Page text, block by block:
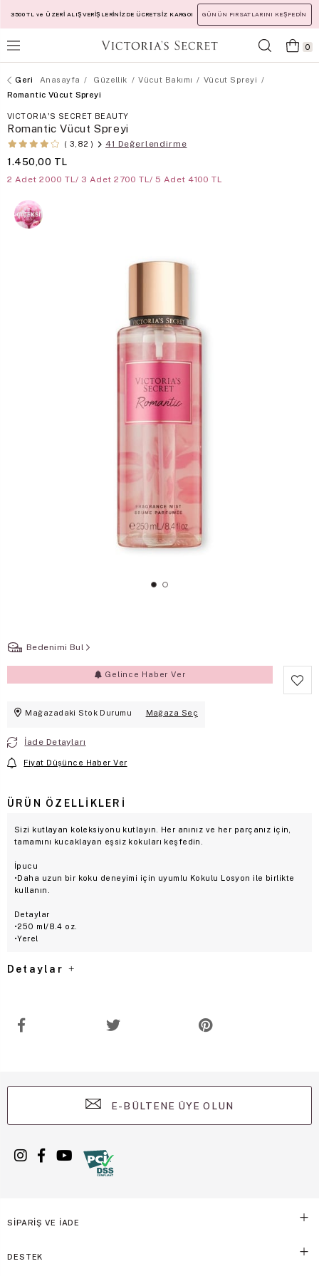
3500 TL ve ÜZERİ ALIŞVERİŞLERİNİZDE ÜCRETSİZ KARGO! GÜNÜN FIRSATLARINI KEŞFEDİN
0
Anasayfa Güzellik Vücut Bakımı
Vücut Spreyi
Romantic Vücut Spreyi
VICTORIA'S SECRET BEAUTY
Romantic Vücut Spreyi
3,82 41 Değerlendirme
1.450,00 TL
2 Adet 2000 TL/ 3 Adet 2700 TL/ 5 Adet 4100 TL
Bedenimi Bul
Gelince Haber Ver
Mağazadaki Stok Durumu Mağaza Seç
İade Detayları
Fiyat Düşünce Haber Ver
ÜRÜN ÖZELLIKLERI
Sizi kutlayan koleksiyonu kutlayın. Her anınız ve her parçanız için,
tamamını kucaklayan eşsiz kokuları keşfedin.
İpucu
•Daha uzun bir koku deneyimi için uyumlu Kokulu Losyon ile birlikte
kullanın.
Detaylar
•250 ml/8.4 oz.
•Yerel
Detaylar
E-BÜLTENE ÜYE OLUN
SİPARİŞ VE İADE
DESTEK